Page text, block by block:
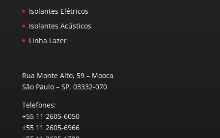
Isolantes Elétricos
Isolantes Acústicos
Linha Lazer
Rua Monte Alto, 59 – Mooca
São Paulo – SP, 03332-070
Telefones:
+55 11 2605-6050
+55 11 2605-6966